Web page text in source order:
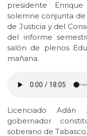
presidente
solemne conjunta
de Justicia y del
del informe
salón de plenos
mañana.
Licenciado Adán
gobernador
soberano de Tabasco,